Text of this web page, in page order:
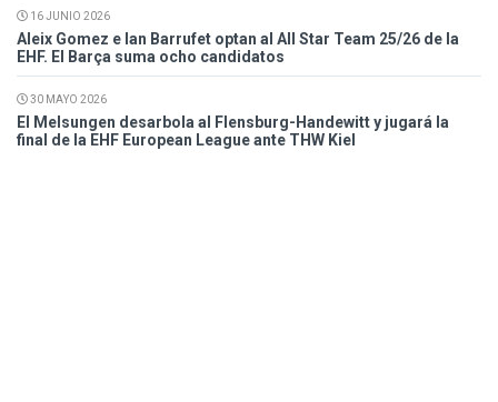
16 JUNIO 2026
Aleix Gomez e Ian Barrufet optan al All Star Team 25/26 de la
EHF. El Barça suma ocho candidatos
30 MAYO 2026
El Melsungen desarbola al Flensburg-Handewitt y jugará la
final de la EHF European League ante THW Kiel